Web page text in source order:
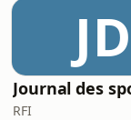
JD
RFI